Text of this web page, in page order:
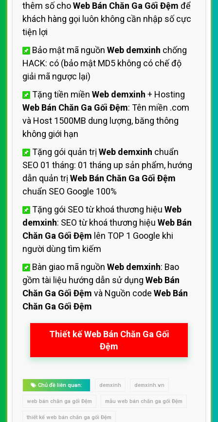
thêm số choWeb Bán Chăn Ga Gối Đệm để
khách hàng gọi luôn không cần nhập số cực
tiện lợi
Bảo mật mã nguồn Web demxinh chống
HACK: có (bảo mật MD5 không có chế độ
giải mã ngược lại)
Tặng tiền miền Web demxinh + Hosting
Web Bán Chăn Ga Gối Đệm: Tên miền .com
và Host 1500MB dung lượng, băng thông
không giới hạn
Tặng gói quản trị Web demxinh chuẩn
SEO 01 tháng: 01 tháng up sản phẩm, hướng
dẫn quản trị Web Bán Chăn Ga Gối Đệm
chuẩn SEO Google 100%
Tặng gói SEO từ khoá thương hiệu Web
demxinh: SEO từ khoá thương hiệu Web Bán
Chăn Ga Gối Đệm lên TOP 1 Google khi
người dùng tìm kiếm
Bàn giao mã nguồn Web demxinh: Bao
gồm tài liệu hướng dẫn sử dụng Web Bán
Chăn Ga Gối Đệm và Nguồn code Web Bán
Chăn Ga Gối Đệm
Thiết kế Web Bán Chăn Ga Gối
Đệm
Chủ đề liên quan: demxinh demxinh.vn
web bán chăn ga gối Đệm mẫu web bán chăn ga gối Đệm
thiết kế web bán chăn ga gối Đệm